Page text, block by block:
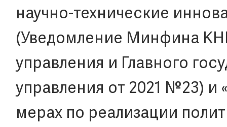
научно-технические
(Уведомление Минфина
управления и Главного
управления от 2021 №23) и
мерах по реализации